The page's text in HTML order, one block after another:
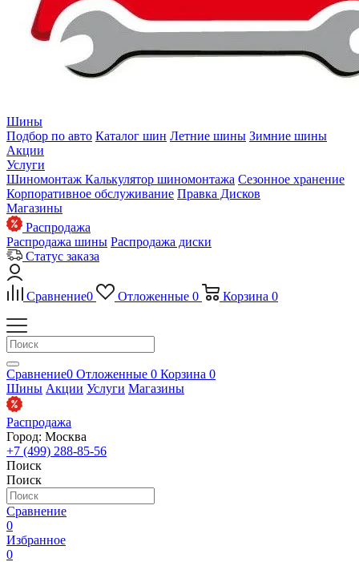
Шины
Подбор по авто Каталог шин Летние шины Зимние шины
Акции
Услуги
Шиномонтаж Калькулятор шиномонтажа Сезонное хранение
Корпоративное обслуживание Правка Дисков
Магазины
Распродажа
Распродажа шины Распродажа диски
Статус заказа
Сравнение0 Отложенные 0 Корзина 0
Сравнение0 Отложенные 0 Корзина 0
Шины Акции Услуги Магазины
Распродажа
Город: Москва
+7 (499) 288-85-56
Поиск
Поиск
Сравнение
0
Избранное
0